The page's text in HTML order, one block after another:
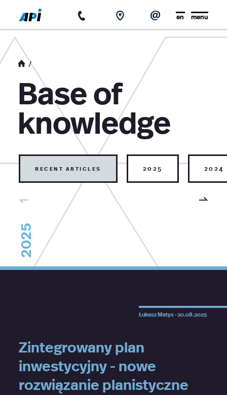
menu
en
home
news
base of knowledge
contact
Base of
knowledge
recent articles 2025 2024
2025
Łukasz Matys ·20.08.2025
Zintegrowany plan
inwestycyjny - nowe
rozwiązanie planistyczne